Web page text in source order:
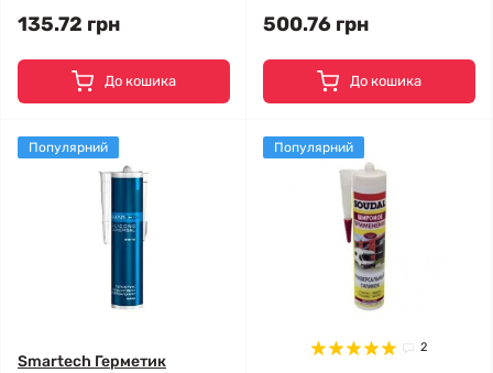
135.72 грн
До кошика
500.76 грн
До кошика
Популярний
Smartech Герметик
Популярний
2